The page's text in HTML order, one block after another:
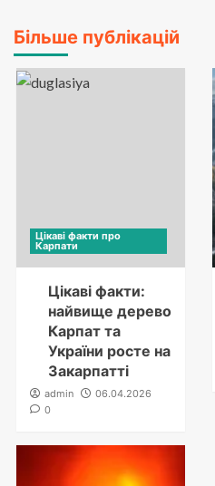
Більше публікацій
Цікаві факти про
Карпати
Цікаві факти:
найвище дерево
Карпат та
України росте на
Закарпатті
admin
06.04.2026
0